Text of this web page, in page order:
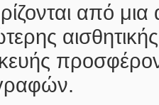
από μια